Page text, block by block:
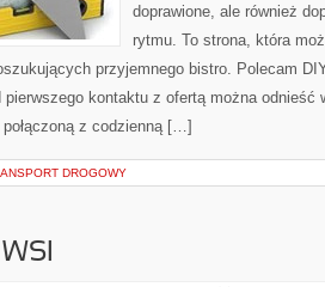
doprawione, ale również
rytmu. To strona, która
przyjemnego bistro. Polecam
pierwszego kontaktu z ofertą można odnieść
z codzienną […]
DROGOWY